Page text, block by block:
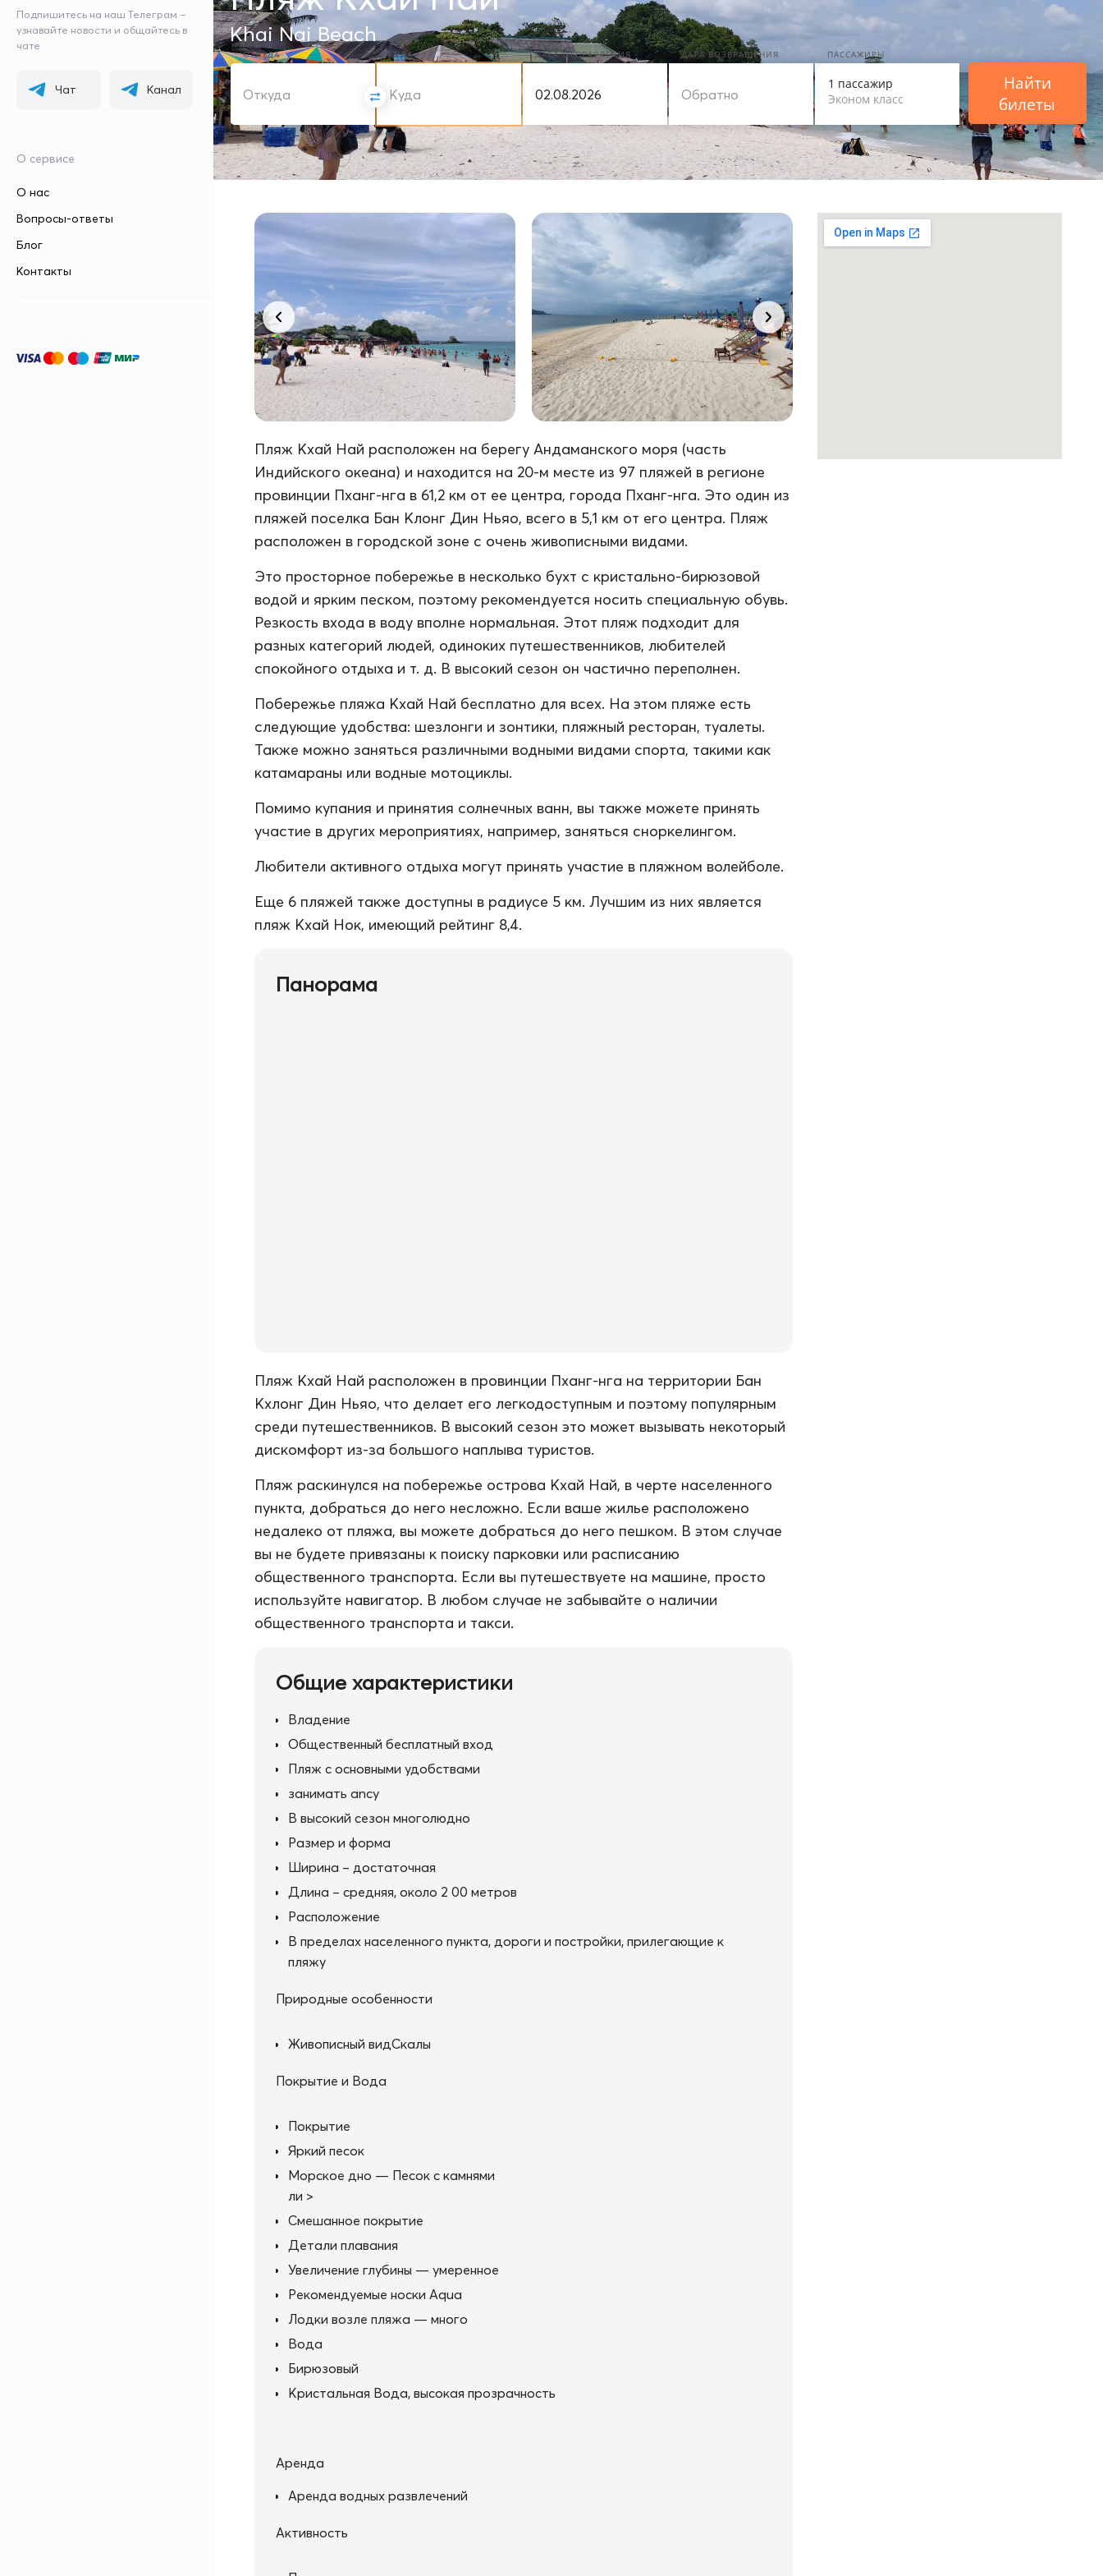
Подпишитесь на наш Телеграм –
узнавайте новости и общайтесь в
чате
Чат Канал
О сервисе
О нас
Вопросы-ответы
Блог
Контакты
Khai Nai Beach
ОТКУДА КУДА ДАТА ОТПРАВЛЕНИЯ ДАТА ВОЗВРАЩЕНИЯ ПАССАЖИРЫ
1 пассажир
Эконом класс
Найти
билеты
Пляж Кхай Най расположен на берегу Андаманского моря (часть
Индийского океана) и находится на 20-м месте из 97 пляжей в регионе
провинции Пханг-нга в 61,2 км от ее центра, города Пханг-нга. Это один из
пляжей поселка Бан Клонг Дин Ньяо, всего в 5,1 км от его центра. Пляж
расположен в городской зоне с очень живописными видами.
Это просторное побережье в несколько бухт с кристально-бирюзовой
водой и ярким песком, поэтому рекомендуется носить специальную обувь.
Резкость входа в воду вполне нормальная. Этот пляж подходит для
разных категорий людей, одиноких путешественников, любителей
спокойного отдыха и т. д. В высокий сезон он частично переполнен.
Побережье пляжа Кхай Най бесплатно для всех. На этом пляже есть
следующие удобства: шезлонги и зонтики, пляжный ресторан, туалеты.
Также можно заняться различными водными видами спорта, такими как
катамараны или водные мотоциклы.
Помимо купания и принятия солнечных ванн, вы также можете принять
участие в других мероприятиях, например, заняться сноркелингом.
Любители активного отдыха могут принять участие в пляжном волейболе.
Еще 6 пляжей также доступны в радиусе 5 км. Лучшим из них является
пляж Кхай Нок, имеющий рейтинг 8,4.
Панорама
Пляж Кхай Най расположен в провинции Пханг-нга на территории Бан
Кхлонг Дин Ньяо, что делает его легкодоступным и поэтому популярным
среди путешественников. В высокий сезон это может вызывать некоторый
дискомфорт из-за большого наплыва туристов.
Пляж раскинулся на побережье острова Кхай Най, в черте населенного
пункта, добраться до него несложно. Если ваше жилье расположено
недалеко от пляжа, вы можете добраться до него пешком. В этом случае
вы не будете привязаны к поиску парковки или расписанию
общественного транспорта. Если вы путешествуете на машине, просто
используйте навигатор. В любом случае не забывайте о наличии
общественного транспорта и такси.
Общие характеристики
Владение
Общественный бесплатный вход
Пляж с основными удобствами
занимать ancy
В высокий сезон многолюдно
Размер и форма
Ширина – достаточная
Длина – средняя, около 2 00 метров
Расположение
В пределах населенного пункта, дороги и постройки, прилегающие к
пляжу
Природные особенности
Живописный видСкалы
Покрытие и Вода
Покрытие
Яркий песок
Морское дно — Песок с камнями
ли >
Смешанное покрытие
Детали плавания
Увеличение глубины — умеренное
Рекомендуемые носки Aqua
Лодки возле пляжа — много
Вода
Бирюзовый
Кристальная Вода, высокая прозрачность
Аренда
Аренда водных развлечений
Активность